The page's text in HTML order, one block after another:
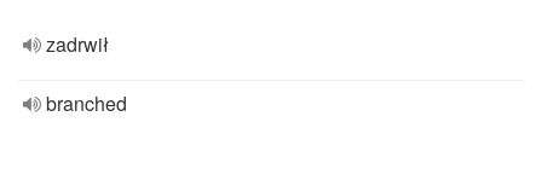
zadrwił
branched